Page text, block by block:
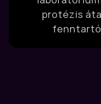
protézis